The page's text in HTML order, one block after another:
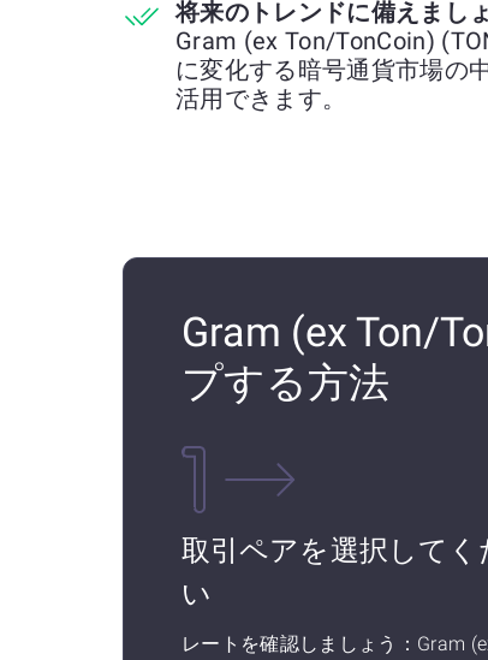
将来のトレンドに備えまし
Gram (ex Ton/TonCoin)
に変化する暗号通貨市場の
活用できます。
Gram (ex Ton/
プする方法
取引ペアを選択してく
い
レートを確認しましょう：Gram